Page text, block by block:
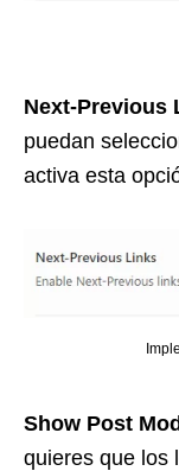
Next-Previous
puedan
activa esta
Show Post
quieres que los